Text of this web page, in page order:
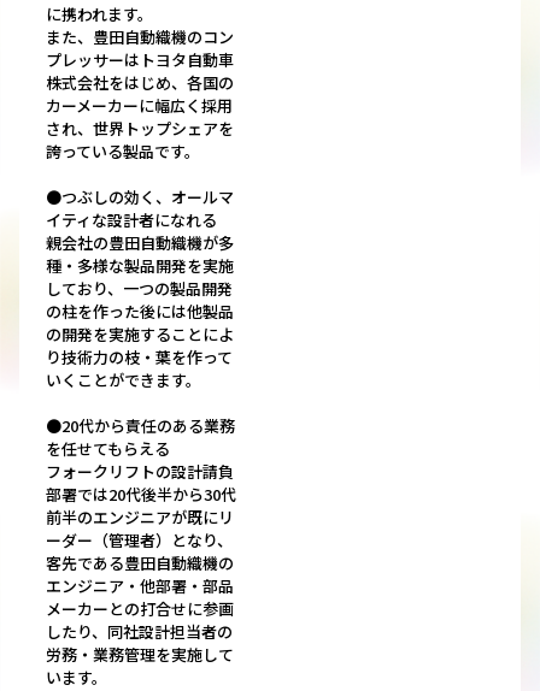
に携われます。
また、豊田自動織機のコン
プレッサーはトヨタ自動車
株式会社をはじめ、各国の
カーメーカーに幅広く採用
され、世界トップシェアを
誇っている製品です。
●つぶしの効く、オールマ
イティな設計者になれる
親会社の豊田自動織機が多
種・多様な製品開発を実施
しており、一つの製品開発
の柱を作った後には他製品
の開発を実施することによ
り技術力の枝・葉を作って
いくことができます。
●20代から責任のある業務
を任せてもらえる
フォークリフトの設計請負
部署では20代後半から30代
前半のエンジニアが既にリ
ーダー（管理者）となり、
客先である豊田自動織機の
エンジニア・他部署・部品
メーカーとの打合せに参画
したり、同社設計担当者の
労務・業務管理を実施して
います。